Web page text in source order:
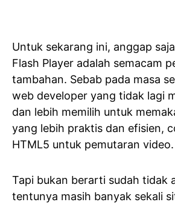
Untuk sekarang ini, anggap
Flash Player adalah semacam
tambahan. Sebab pada masa
web developer yang tidak lagi
dan lebih memilih untuk
yang lebih praktis dan efisien,
HTML5 untuk pemutaran video.
Tapi bukan berarti sudah tidak
tentunya masih banyak sekali